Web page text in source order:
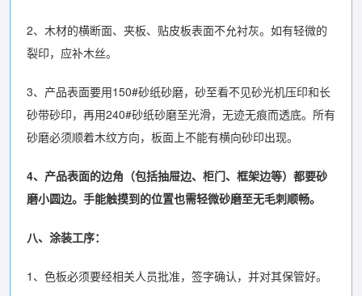
2、木材的横断面、夹板、贴皮板表面不允衬灰。如有轻微的
裂印，应补木丝。
3、产品表面要用150#砂纸砂磨，砂至看不见砂光机压印和长
砂带砂印，再用240#砂纸砂磨至光滑，无迹无痕而透底。所有
砂磨必须顺着木纹方向，板面上不能有横向砂印出现。
4、产品表面的边角（包括抽屉边、柜门、框架边等）都要砂
磨小圆边。手能触摸到的位置也需轻微砂磨至无毛刺顺畅。
八、涂装工序：
1、色板必须要经相关人员批准，签字确认，并对其保管好。